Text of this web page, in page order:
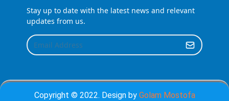
Stay up to date with the latest news and relevant
updates from us.
Copyright © 2022. Design by Golam Mostofa